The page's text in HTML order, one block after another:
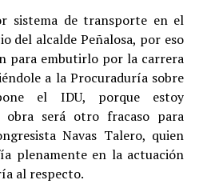
sistema de transporte en el
del alcalde Peñalosa, por eso
para embutirlo por la carrera
a la Procuraduría sobre
el IDU, porque estoy
obra será otro fracaso para
Navas Talero, quien
plenamente en la actuación
al respecto.